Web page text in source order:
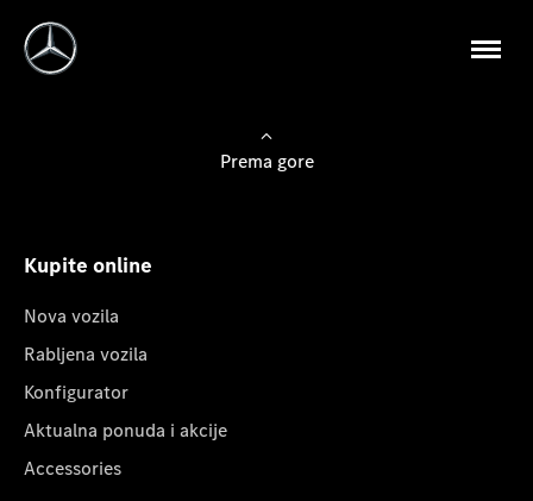
Prema gore
Kupite online
Nova vozila
Rabljena vozila
Konfigurator
Aktualna ponuda i akcije
Accessories